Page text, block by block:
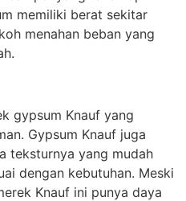
memiliki berat sekitar
menahan beban yang
gypsum Knauf yang
Gypsum Knauf juga
teksturnya yang mudah
dengan kebutuhan. Meski
Knauf ini punya daya